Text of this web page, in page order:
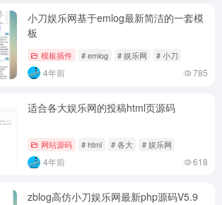
小刀娱乐网基于emlog最新简洁的一套模
板
模板插件 # emlog # 娱乐网 # 小刀
4年前 785
适合各大娱乐网的投稿html页源码
网站源码 # html # 各大 # 娱乐网
4年前 618
zblog高仿小刀娱乐网最新php源码V5.9